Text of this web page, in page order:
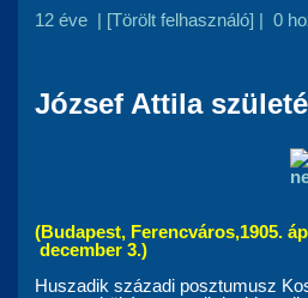
12 éve | [Törölt felhasználó] | 0
József Attila
(Budapest, Ferencváros,1905.
december 3.)
Huszadik századi posztumusz